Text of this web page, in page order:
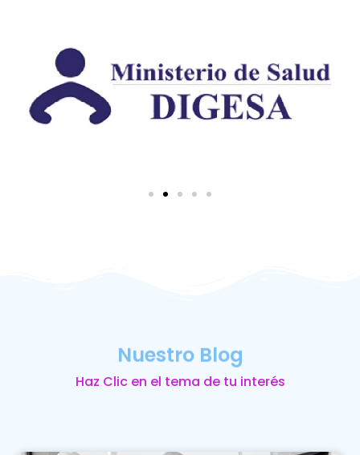
Nuestro Blog
Haz Clic en el tema de tu interés